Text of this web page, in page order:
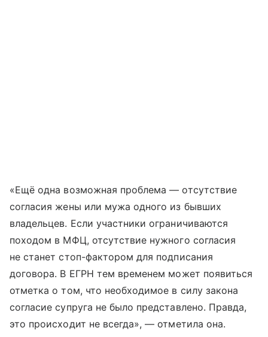
«Ещё одна возможная проблема — отсутствие
согласия жены или мужа одного из бывших
владельцев. Если участники ограничиваются
походом в МФЦ, отсутствие нужного согласия
не станет стоп-фактором для подписания
договора. В ЕГРН тем временем может появиться
отметка о том, что необходимое в силу закона
согласие супруга не было представлено. Правда,
это происходит не всегда», — отметила она.